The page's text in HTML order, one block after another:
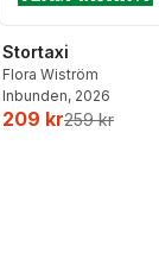
Stortaxi
Flora Wiström
Inbunden, 2026
209 kr259 kr